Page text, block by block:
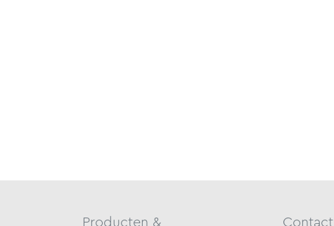
Producten & Contact